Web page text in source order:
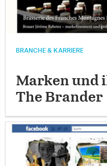
BRANCHE & KARRIERE
Marken und
The Brander